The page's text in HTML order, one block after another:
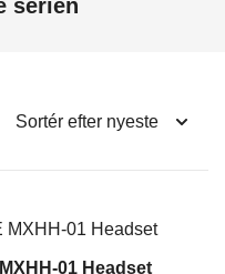
serien
01 Headset